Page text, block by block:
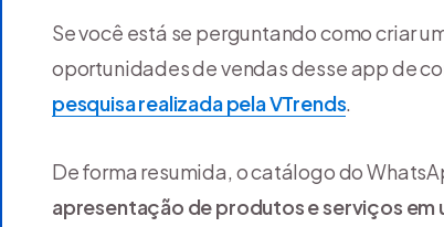
Se você está se perguntando como criar
oportunidades de vendas desse app de
pesquisa realizada pela VTrends.
De forma resumida, o catálogo do
apresentação de produtos e serviços em